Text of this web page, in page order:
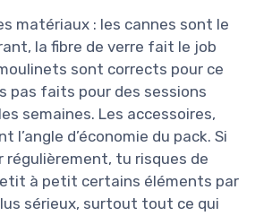
matériaux : les cannes sont le
la fibre de verre fait le job
sont corrects pour ce
pas faits pour des sessions
semaines. Les accessoires,
l’angle d’économie du pack. Si
régulièrement, tu risques de
à petit certains éléments par
sérieux, surtout tout ce qui